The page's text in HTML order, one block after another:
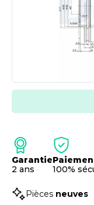
Garantie
2 ans
100%
Pièces neuves